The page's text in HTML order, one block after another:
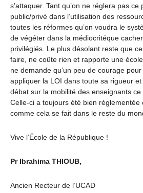
s’attaquer. Tant qu’on ne réglera pas
public/privé dans l’utilisation des
toutes les réformes qu’on voudra le
de végéter dans la médiocritéque
privilégiés. Le plus désolant reste que
faire, ne coûte rien et rapporte une
ne demande qu’un peu de courage
appliquer la LOI dans toute sa rigueur
débat sur la mobilité des enseignants ce
Celle-ci a toujours été bien réglementée
comme cela se fait dans le reste du
Vive l’École de la République !
Pr Ibrahima THIOUB,
Ancien Recteur de l’UCAD